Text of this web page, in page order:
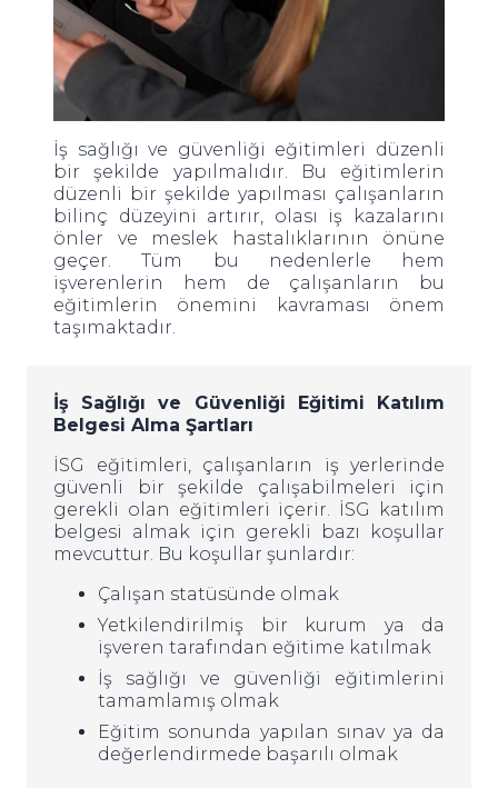
İş sağlığı ve güvenliği eğitimleri düzenli
bir şekilde yapılmalıdır. Bu eğitimlerin
düzenli bir şekilde yapılması çalışanların
bilinç düzeyini artırır, olası iş kazalarını
önler ve meslek hastalıklarının önüne
geçer. Tüm bu nedenlerle hem
işverenlerin hem de çalışanların bu
eğitimlerin önemini kavraması önem
taşımaktadır.
İş Sağlığı ve Güvenliği Eğitimi Katılım
Belgesi Alma Şartları
İSG eğitimleri, çalışanların iş yerlerinde
güvenli bir şekilde çalışabilmeleri için
gerekli olan eğitimleri içerir. İSG katılım
belgesi almak için gerekli bazı koşullar
mevcuttur. Bu koşullar şunlardır:
Çalışan statüsünde olmak
Yetkilendirilmiş bir kurum ya da
işveren tarafından eğitime katılmak
İş sağlığı ve güvenliği eğitimlerini
tamamlamış olmak
Eğitim sonunda yapılan sınav ya da
değerlendirmede başarılı olmak